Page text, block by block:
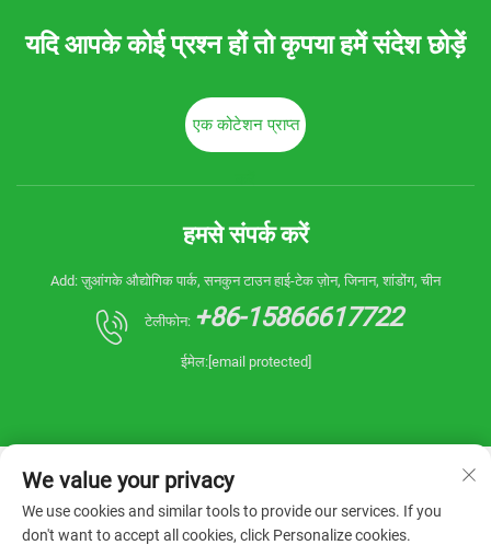
यदि आपके कोई प्रश्न हों तो कृपया हमें संदेश छोड़ें
एक कोटेशन प्राप्त
हमसे संपर्क करें
Add: ज़ुआंगके औद्योगिक पार्क, सनकुन टाउन हाई-टेक ज़ोन, जिनान, शांडोंग, चीन
टेलीफोन: +86-15866617722
ईमेल:[email protected]
We value your privacy
We use cookies and similar tools to provide our services. If you
don't want to accept all cookies, click Personalize cookies.